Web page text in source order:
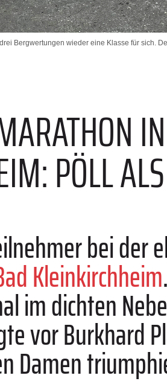
Bergwertungen wieder eine Klasse für sich.
PÖLL
bei der
Kleinkirchheim
im dichten
vor Burkhard
Damen